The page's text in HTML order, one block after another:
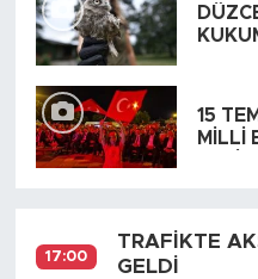
15
MİLLİ
17:00
TRAFİKTE
GELDİ